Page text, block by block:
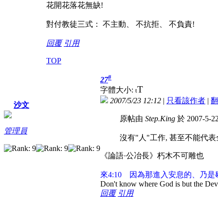
花開花落花無缺!
對付教徒三式： 不主動、 不抗拒、 不負責!
回覆 引用
TOP
沙文
管理員
27#
字體大小: tT
2007/5/23 12:12 | 只看該作者 |
原帖由 Step.King 於 2007-5-
沒有"人"工作, 甚至不能代
《論語·公冶長》朽木不可雕也
來4:10 因為那進入安息的、乃是
Don't know where God is but the
回覆 引用